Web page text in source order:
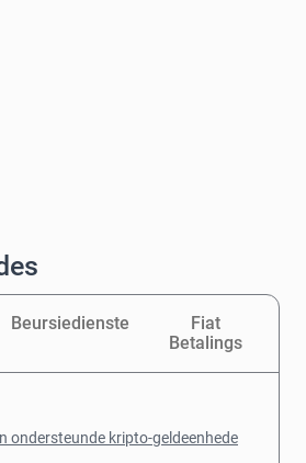
Beursiedienste
Fiat
Betalings
ondersteunde kripto-geldeenhede